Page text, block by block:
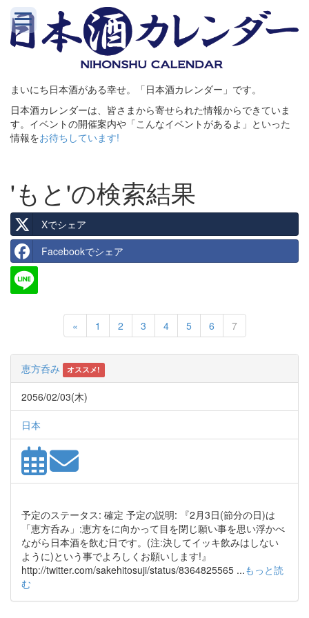
まいにち日本酒がある幸せ。「日本酒カレンダー」です。
日本酒カレンダーは、皆さまから寄せられた情報からできていま
す。イベントの開催案内や「こんなイベントがあるよ」といった
情報をお待ちしています!
'もと'の検索結果
Xでシェア
Facebookでシェア
«Previous
1 2 3 4 5 6 7
恵方呑み オススメ!
2056/02/03(木)
日本
予定のステータス: 確定 予定の説明: 『2月3日(節分の日)は
「恵方呑み」:恵方をに向かって目を閉じ願い事を思い浮かべ
ながら日本酒を飲む日です。(注:決してイッキ飲みはしない
ように)という事でよろしくお願いします!』
http://twitter.com/sakehitosuji/status/8364825565 ...もっと読
む